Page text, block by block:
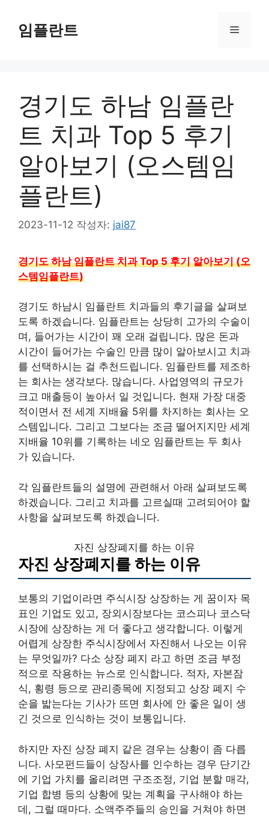
임플란트 메
경기도 하남 임플란
트 치과 Top 5 후기
알아보기 (오스템임
플란트)
2023-11-12 작성자: jai87
경기도 하남 임플란트 치과 Top 5 후기 알아보기 (오
스템임플란트)
경기도 하남시 임플란트 치과들의 후기글을 살펴보
도록 하겠습니다. 임플란트는 상당히 고가의 수술이
며, 들어가는 시간이 꽤 오래 걸립니다. 많은 돈과
시간이 들어가는 수술인 만큼 많이 알아보시고 치과
를 선택하시는 걸 추천드립니다. 임플란트를 제조하
는 회사는 생각보다. 많습니다. 사업영역의 규모가
크고 매출등이 높아서 일 것입니다. 현재 가장 대중
적이면서 전 세계 지배율 5위를 차지하는 회사는 오
스템입니다. 그리고 그보다는 조금 떨어지지만 세계
지배율 10위를 기록하는 네오 임플란트는 두 회사
가 있습니다.
각 임플란트들의 설명에 관련해서 아래 살펴보도록
하겠습니다. 그리고 치과를 고르실때 고려되어야 할
사항을 살펴보도록 하겠습니다.
자진 상장폐지를 하는 이유
자진 상장폐지를 하는 이유
보통의 기업이라면 주식시장 상장하는 게 꿈이자 목
표인 기업도 있고, 장외시장보다는 코스피나 코스닥
시장에 상장하는 게 더 좋다고 생각합니다. 이렇게
어렵게 상장한 주식시장에서 자진해서 나오는 이유
는 무엇일까? 다소 상장 폐지 라고 하면 조금 부정
적으로 작용하는 뉴스로 인식합니다. 적자, 자본잠
식, 횡령 등으로 관리종목에 지정되고 상장 폐지 수
순을 밟는다는 기사가 뜨면 회사에 안 좋은 일이 생
긴 것으로 인식하는 것이 보통입니다.
하지만 자진 상장 폐지 같은 경우는 상황이 좀 다릅
니다. 사모펀드들이 상장사를 인수하는 경우 단기간
에 기업 가치를 올리려면 구조조정, 기업 분할 매각,
기업 합병 등의 상황에 맞는 계획을 구사해야 하는
데, 그럴 때마다. 소액주주들의 승인을 거쳐야 하면